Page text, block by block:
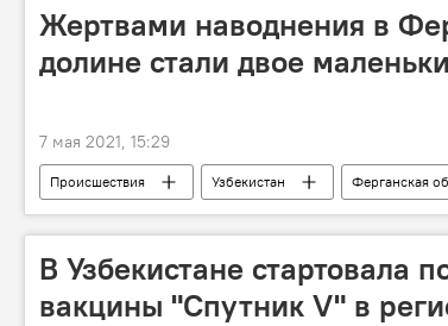
Жертвами наводнения в
долине стали двое
7 мая 2021, 15:29
Происшествия Узбекистан Ферганская
Наманганская область
наводнение потоп
В Узбекистане стартовала
вакцины "Спутник V" в